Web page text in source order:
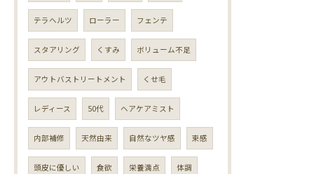
テラヘルツ ローラー フェンテ
スタアリング くすみ ボリューム不足
アウトバストリートメント くせ毛
レディース 50代 ヘアケアミスト
内部補修 天然由来 自然なツヤ感 束感
頭皮に優しい 食欲 栄養満点 体調